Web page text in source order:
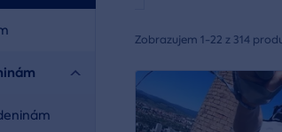
Zobrazujem 1-22 z 314